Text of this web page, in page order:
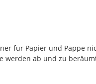
für Papier und Pappe
werden ab und zu